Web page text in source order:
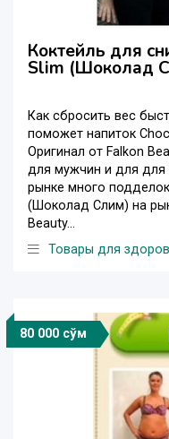
Коктейль для
Slim (Шоколад
Как сбросить вес
поможет напиток
Оригинал от Falkon
для мужчин и для для
рынке много
(Шоколад Слим) на
Beauty...
Товары для
80 000 сўм